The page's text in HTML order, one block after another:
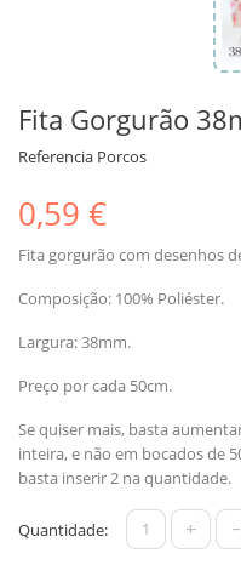
Fita Gorgurão
Referencia Porcos
0,59 €
Fita gorgurão com desenhos
Composição: 100% Poliéster.
Largura: 38mm.
Preço por cada 50cm.
Se quiser mais, basta
inteira, e não em bocados de
basta inserir 2 na quantidade.
Quantidade: + -